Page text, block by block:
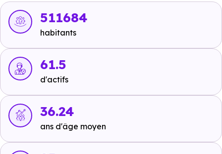
Bus :
Ligne 377 - Ligne 41 : Barrière de Paris
soit 2 min en voiture ou à 353 m, soit 4 min à pied
Ligne 15 - Ligne 29 - Ligne 352 - Ligne 372 - Ligne 377
: Charlas
à 598 m, soit 1 min en voiture ou à 577 m, soit
7 min à pied.
min en voiture ou à 4.8 km, soit 58 min à pied
- Ligne 2 : Arènes Romaines
Servanty Airbus
511684
habitants
61.5
d'actifs
36.24
ans d'âge moyen